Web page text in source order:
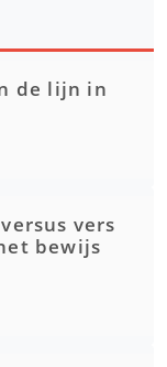
de lijn in
vers
bewijs